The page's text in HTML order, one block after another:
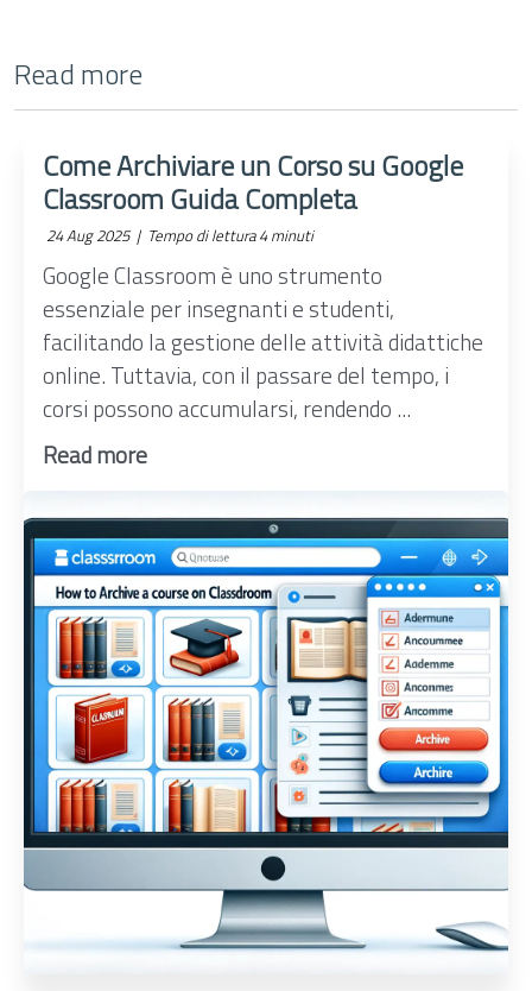
Read more
Come Archiviare un Corso su Google
Classroom Guida Completa
24 Aug 2025 | Tempo di lettura 4 minuti
Google Classroom è uno strumento
essenziale per insegnanti e studenti,
facilitando la gestione delle attività didattiche
online. Tuttavia, con il passare del tempo, i
corsi possono accumularsi, rendendo ...
Read more